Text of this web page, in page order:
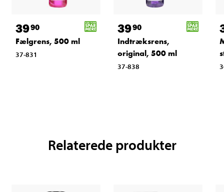
3990
Fælgrens, 500 ml
37-831
3990
Indtræksrens,
original, 500 ml
37-838
Relaterede produkter